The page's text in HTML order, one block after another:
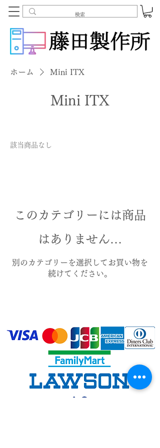
ホーム Mini ITX
Mini ITX
該当商品なし
このカテゴリーには商品
はありません…
別のカテゴリーを選択してお買い物を
続けてください。